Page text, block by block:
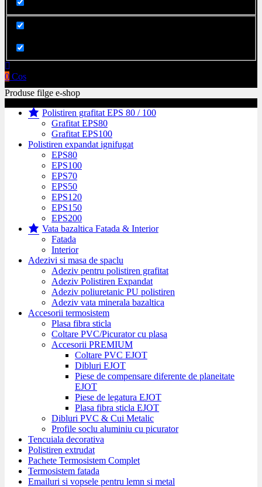
0 Cos
Produse filge e-shop
Polistiren grafitat EPS 80 / 100
Grafitat EPS80
Grafitat EPS100
Polistiren expandat ignifugat
EPS80
EPS100
EPS70
EPS50
EPS120
EPS150
EPS200
Vata bazaltica Fatada & Interior
Fatada
Interior
Adezivi si masa de spaclu
Adeziv pentru polistiren grafitat
Adeziv Polistiren Expandat
Adeziv poliuretanic PU polistiren
Adeziv vata minerala bazaltica
Accesorii termosistem
Plasa fibra sticla
Coltare PVC/Picurator cu plasa
Accesorii PREMIUM
Coltare PVC EJOT
Dibluri EJOT
Piese de compensare diferente de planeitate
EJOT
Piese de legatura EJOT
Plasa fibra sticla EJOT
Dibluri PVC & Cui Metalic
Profile soclu aluminiu cu picurator
Tencuiala decorativa
Polistiren extrudat
Pachete Termosistem Complet
Termosistem fatada
Emailuri si vopsele pentru lemn si metal